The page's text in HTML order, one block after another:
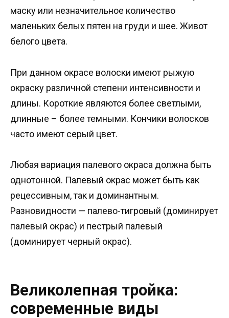
маску или незначительное количество
маленьких белых пятен на груди и шее. Живот
белого цвета.
При данном окрасе волоски имеют рыжую
окраску различной степени интенсивности и
длины. Короткие являются более светлыми,
длинные – более темными. Кончики волосков
часто имеют серый цвет.
Любая вариация палевого окраса должна быть
однотонной. Палевый окрас может быть как
рецессивным, так и доминантным.
Разновидности — палево-тигровый (доминирует
палевый окрас) и пестрый палевый
(доминирует черный окрас).
Великолепная тройка:
современные виды